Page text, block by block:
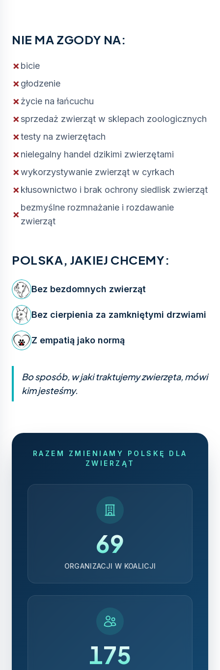
NIE MA ZGODY NA:
bicie
głodzenie
życie na łańcuchu
sprzedaż zwierząt w sklepach zoologicznych
testy na zwierzętach
nielegalny handel dzikimi zwierzętami
wykorzystywanie zwierząt w cyrkach
kłusownictwo i brak ochrony siedlisk zwierząt
bezmyślne rozmnażanie i rozdawanie
zwierząt
POLSKA, JAKIEJ CHCEMY:
Bez bezdomnych zwierząt
Bez cierpienia za zamkniętymi drzwiami
Z empatią jako normą
Bo sposób, w jaki traktujemy zwierzęta, mówi
kim jesteśmy.
RAZEM ZMIENIAMY POLSKĘ DLA
ZWIERZĄT
69
ORGANIZACJI W KOALICJI
175